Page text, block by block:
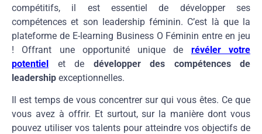
compétitifs, il est essentiel de développer ses
compétences et son leadership féminin. C’est là que la
plateforme de E-learning Business O Féminin entre en jeu
! Offrant une opportunité unique de révéler votre
potentiel et de développer des compétences de
leadership exceptionnelles.
Il est temps de vous concentrer sur qui vous êtes. Ce que
vous avez à offrir. Et surtout, sur la manière dont vous
pouvez utiliser vos talents pour atteindre vos objectifs de